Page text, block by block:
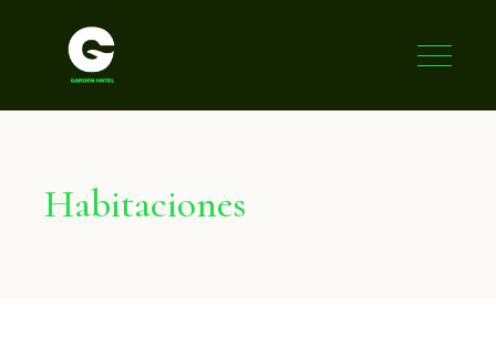
Habitaciones